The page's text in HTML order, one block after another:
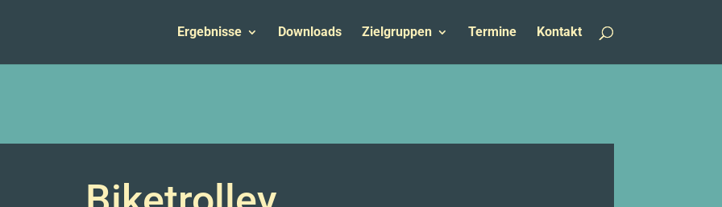
Ergebnisse Downloads Zielgruppen Termine Kontakt